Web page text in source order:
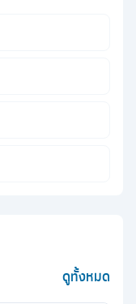
ดูทั้งหมด